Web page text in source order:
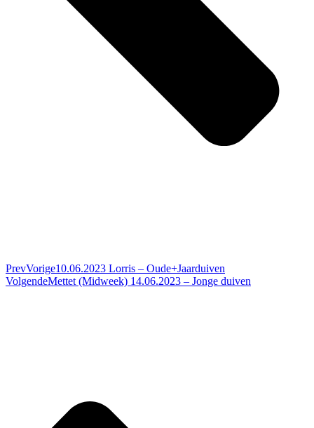
PrevVorige10.06.2023 Lorris – Oude+Jaarduiven
VolgendeMettet (Midweek) 14.06.2023 – Jonge duiven